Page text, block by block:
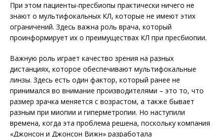
При этом пациенты-пресбиопы практически ничего не
знают о мультифокальных КЛ, которые не имеют этих
ограничений. Здесь важна роль врача, который
проинформирует их о преимуществах КЛ при пресбиопии.
Важную роль играет качество зрения на разных
дистанциях, которое обеспечивают мультифокальные
линзы. Здесь есть один фактор, который ранее не
принимался во внимание производителями – это то, что
размер зрачка меняется с возрастом, а также бывает
разным при миопии и гиперметропии. Но наступили
времена, когда эта проблема решена, поскольку компания
«Джонсон и Джонсон Вижн» разработала